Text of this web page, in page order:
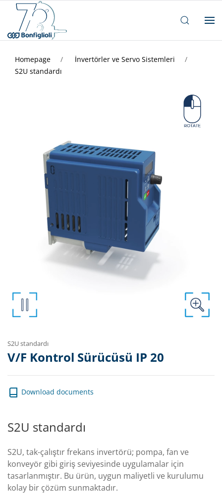
Homepage
İnvertörler ve Servo Sistemleri
S2U standardı
S2U standardı
V/F Kontrol Sürücüsü IP 20
Download documents
S2U standardı
S2U, tak-çalıştır frekans invertörü; pompa, fan ve
konveyör gibi giriş seviyesinde uygulamalar için
tasarlanmıştır. Bu ürün, uygun maliyetli ve kurulumu
kolay bir çözüm sunmaktadır.